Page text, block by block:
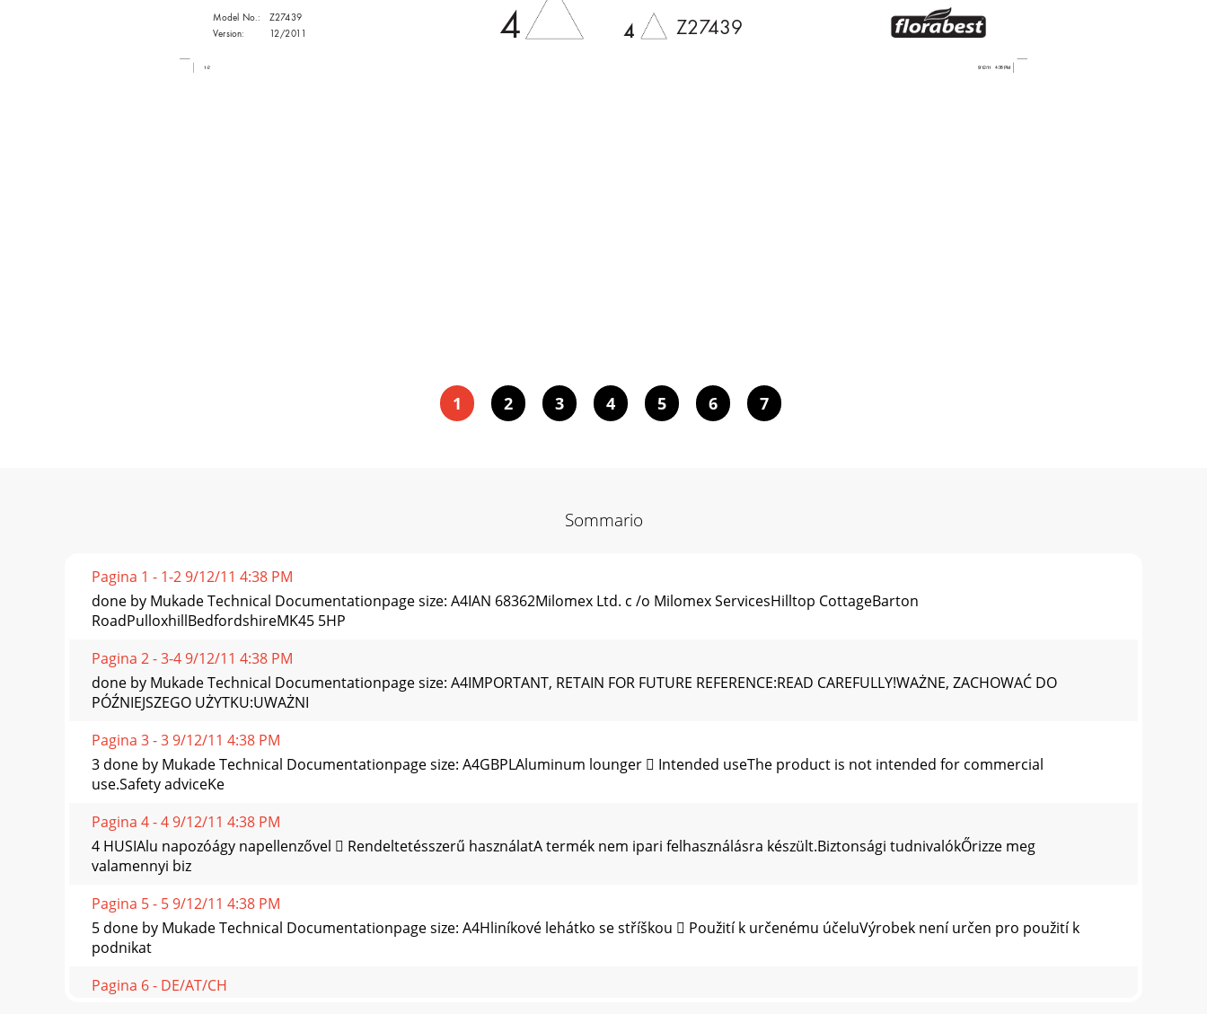
Model No.: Z27439
Version: 12/201 1 4 4 Z27439
   1-2
9/12/11   4:38 PM
1 2 3 4 5 6 7
Sommario
Pagina 1 - 1-2 9/12/11 4:38 PM
done by Mukade Technical Documentationpage size: A4IAN 68362Milomex Ltd. c /o Milomex ServicesHilltop CottageBarton
RoadPulloxhillBedfordshireMK45 5HP
Pagina 2 - 3-4 9/12/11 4:38 PM
done by Mukade Technical Documentationpage size: A4IMPORTANT, RETAIN FOR FUTURE REFERENCE:READ CAREFULLY!WAŻNE, ZACHOWAĆ DO
PÓŹNIEJSZEGO UŻYTKU:UWAŻNI
Pagina 3 - 3 9/12/11 4:38 PM
3 done by Mukade Technical Documentationpage size: A4GBPLAluminum lounger  Intended useThe product is not intended for commercial
use.Safety adviceKe
Pagina 4 - 4 9/12/11 4:38 PM
4 HUSIAlu napozóágy napellenzővel  Rendeltetésszerű használatA termék nem ipari felhasználásra készült.Biztonsági tudnivalókŐrizze meg
valamennyi biz
Pagina 5 - 5 9/12/11 4:38 PM
5 done by Mukade Technical Documentationpage size: A4Hliníkové lehátko se stříškou  Použití k určenému účeluVýrobek není určen pro použití k
podnikat
Pagina 6 - DE/AT/CH